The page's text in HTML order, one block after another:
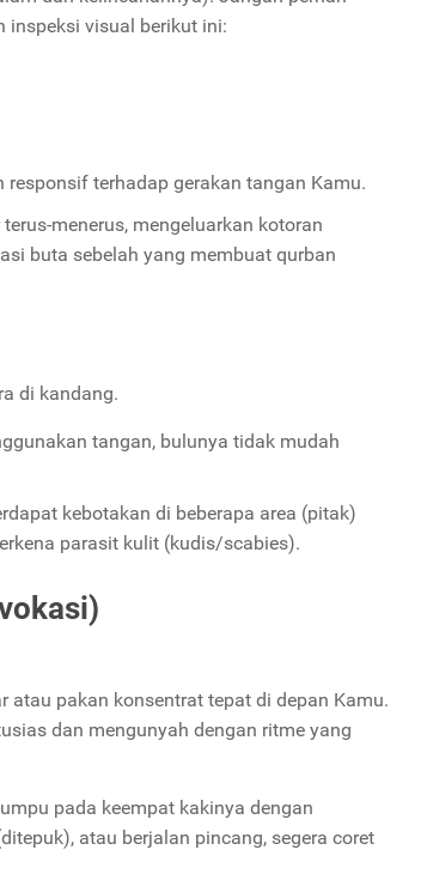
inspeksi visual berikut ini:
responsif terhadap gerakan tangan Kamu.
menerus, mengeluarkan kotoran
buta sebelah yang membuat qurban
di kandang.
tangan, bulunya tidak mudah
kebotakan di beberapa area (pitak)
parasit kulit (kudis/scabies).
pakan konsentrat tepat di depan Kamu.
dan mengunyah dengan ritme yang
pada keempat kakinya dengan
atau berjalan pincang, segera coret